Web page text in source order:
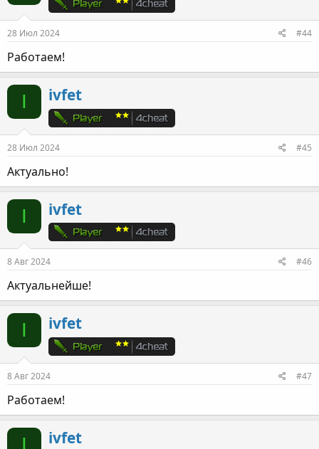
28 Июл 2024 #44
Работаем!
I ivfet
28 Июл 2024 #45
Актуально!
I ivfet
8 Авг 2024 #46
Актуальнейше!
I ivfet
8 Авг 2024 #47
Работаем!
I ivfet